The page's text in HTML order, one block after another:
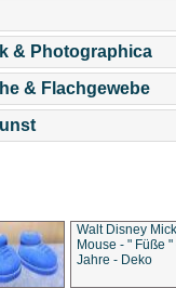
& Photographica
& Flachgewebe
Walt Disney
Mouse - " Füße
Jahre - Deko